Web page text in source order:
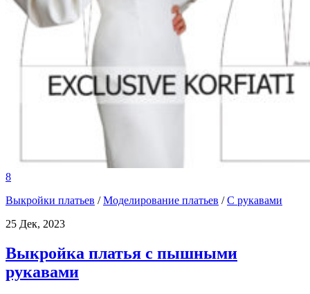
8
Выкройки платьев /Моделирование платьев /С рукавами
25 Дек, 2023
Выкройка платья с пышными
рукавами